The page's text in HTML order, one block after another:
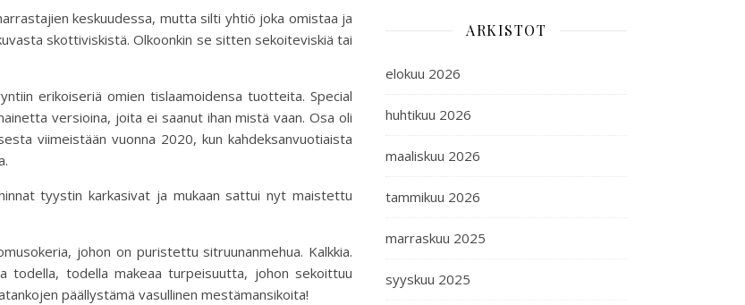
keskuudessa, mutta silti yhtiö joka omistaa ja
skottiviskistä. Olkoonkin se sitten sekoiteviskiä tai
erikoiseriä omien tislaamoidensa tuotteita. Special
versioina, joita ei saanut ihan mistä vaan. Osa oli
viimeistään vuonna 2020, kun kahdeksanvuotiaista
tyystin karkasivat ja mukaan sattui nyt maistettu
johon on puristettu sitruunanmehua. Kalkkia.
todella, todella makeaa turpeisuutta, johon sekoittuu
päällystämä vasullinen mestämansikoita!
ARKISTOT
elokuu 2026
huhtikuu 2026
maaliskuu 2026
tammikuu 2026
marraskuu 2025
syyskuu 2025